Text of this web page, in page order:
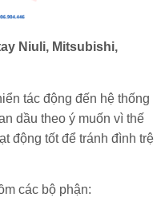
Niuli, Mitsubishi,
tác động đến hệ thống
dầu theo ý muốn vì thế
động tốt để tránh đình trệ
các bộ phận: